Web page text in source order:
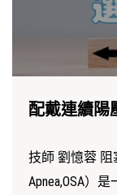
配戴連續陽
技師 劉憶蓉 阻
Apnea,OSA）